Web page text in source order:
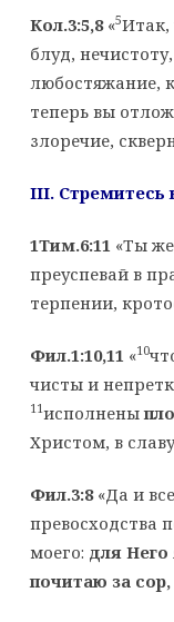
Кол.3:5,8«5Итак,
блуд,
любостяжание,
теперь вы
злоречие,
III. Стремитесь
1Тим.6:11 «Ты
преуспевай в
терпении,
Фил.1:10,11 «10
чисты и
11исполнены
Христом, в
Фил.3:8«Да и
превосходства
моего: для Него
почитаю за